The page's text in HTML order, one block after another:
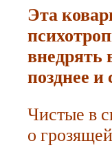
Эта
позднее
Чистые в
о